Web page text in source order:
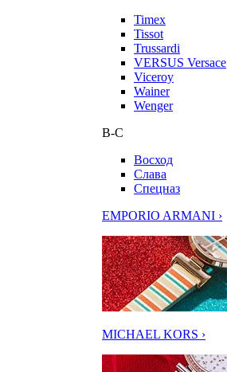
Timex
Tissot
Trussardi
VERSUS Versace
Viceroy
Wainer
Wenger
В-С
Восход
Слава
Спецназ
EMPORIO ARMANI ›
MICHAEL KORS ›